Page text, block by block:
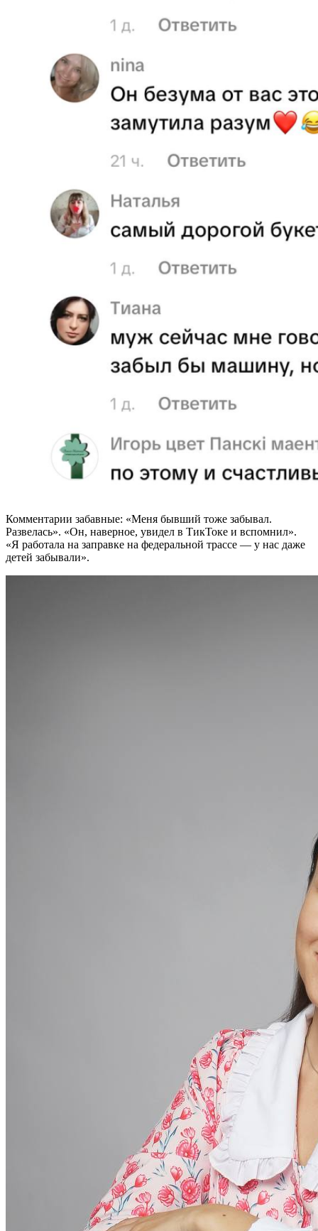
Комментарии забавные: «Меня бывший тоже забывал.
Развелась». «Он, наверное, увидел в ТикТоке и вспомнил».
«Я работала на заправке на федеральной трассе — у нас даже
детей забывали».